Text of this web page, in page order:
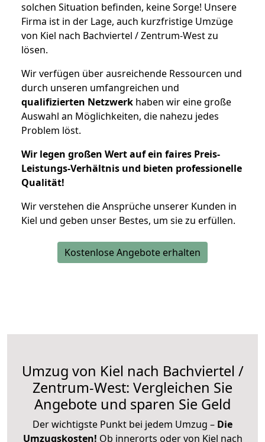
solchen Situation befinden, keine Sorge! Unsere
Firma ist in der Lage, auch kurzfristige Umzüge
von Kiel nach Bachviertel / Zentrum-West zu
lösen.
Wir verfügen über ausreichende Ressourcen und
durch unseren umfangreichen und
qualifizierten Netzwerk haben wir eine große
Auswahl an Möglichkeiten, die nahezu jedes
Problem löst.
Wir legen großen Wert auf ein faires Preis-
Leistungs-Verhältnis und bieten professionelle
Qualität!
Wir verstehen die Ansprüche unserer Kunden in
Kiel und geben unser Bestes, um sie zu erfüllen.
Kostenlose Angebote erhalten
Umzug von Kiel nach Bachviertel /
Zentrum-West: Vergleichen Sie
Angebote und sparen Sie Geld
Der wichtigste Punkt bei jedem Umzug – Die
Umzugskosten! Ob innerorts oder von Kiel nach